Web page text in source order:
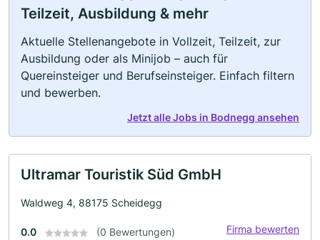
Teilzeit, Ausbildung & mehr
Aktuelle Stellenangebote in Vollzeit, Teilzeit, zur
Ausbildung oder als Minijob – auch für
Quereinsteiger und Berufseinsteiger. Einfach filtern
und bewerben.
Jetzt alle Jobs in Bodnegg ansehen
Ultramar Touristik Süd GmbH
Waldweg 4, 88175 Scheidegg
0.0 (0 Bewertungen) Firma bewerten